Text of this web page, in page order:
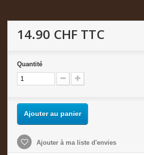
14.90 CHF TTC
Quantité
Ajouter au panier
Ajouter à ma liste d'envies